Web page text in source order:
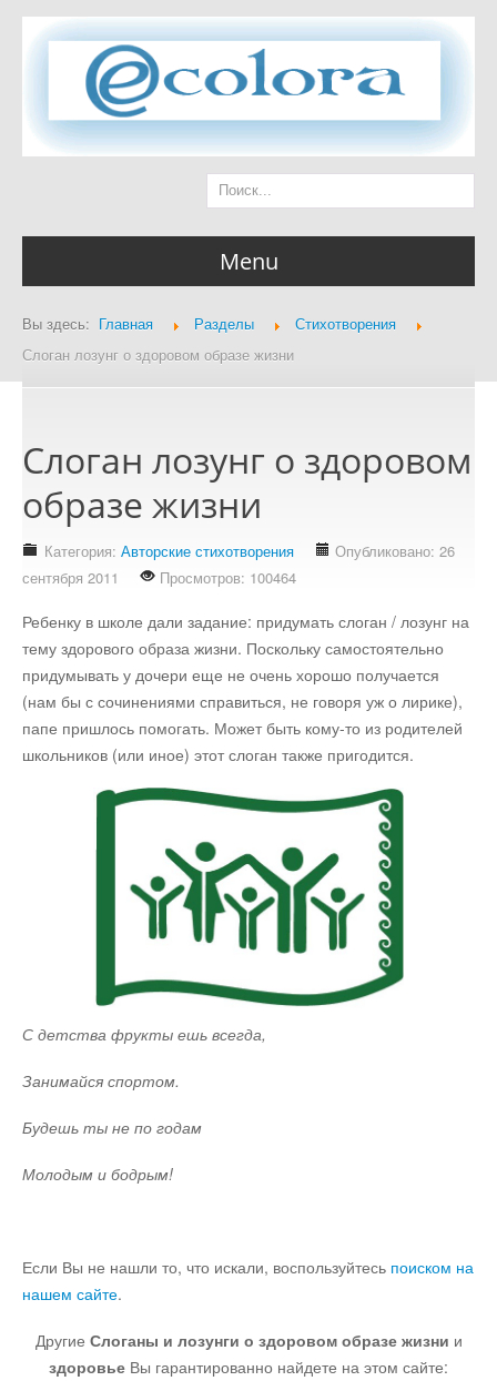
Menu
Главная страница
Разделы
Стихотворения
Детям
Информационные технологии
Кулинария
Это интересно
Акции
Мысли
Вы здесь: Главная Разделы
Стихотворения
Слоган лозунг о здоровом образе жизни
Слоган лозунг о здоровом
образе жизни
Категория: Авторские стихотворения
Опубликовано: 26
сентября 2011
Просмотров: 100464
Ребенку в школе дали задание: придумать слоган / лозунг на
тему здорового образа жизни. Поскольку самостоятельно
придумывать у дочери еще не очень хорошо получается
(нам бы с сочинениями справиться, не говоря уж о лирике),
папе пришлось помогать. Может быть кому-то из родителей
школьников (или иное) этот слоган также пригодится.
С детства фрукты ешь всегда,
Занимайся спортом.
Будешь ты не по годам
Молодым и бодрым!
Если Вы не нашли то, что искали, воспользуйтесь поиском на
нашем сайте.
Другие Слоганы и лозунги о здоровом образе жизни и
здоровье Вы гарантированно найдете на этом сайте: